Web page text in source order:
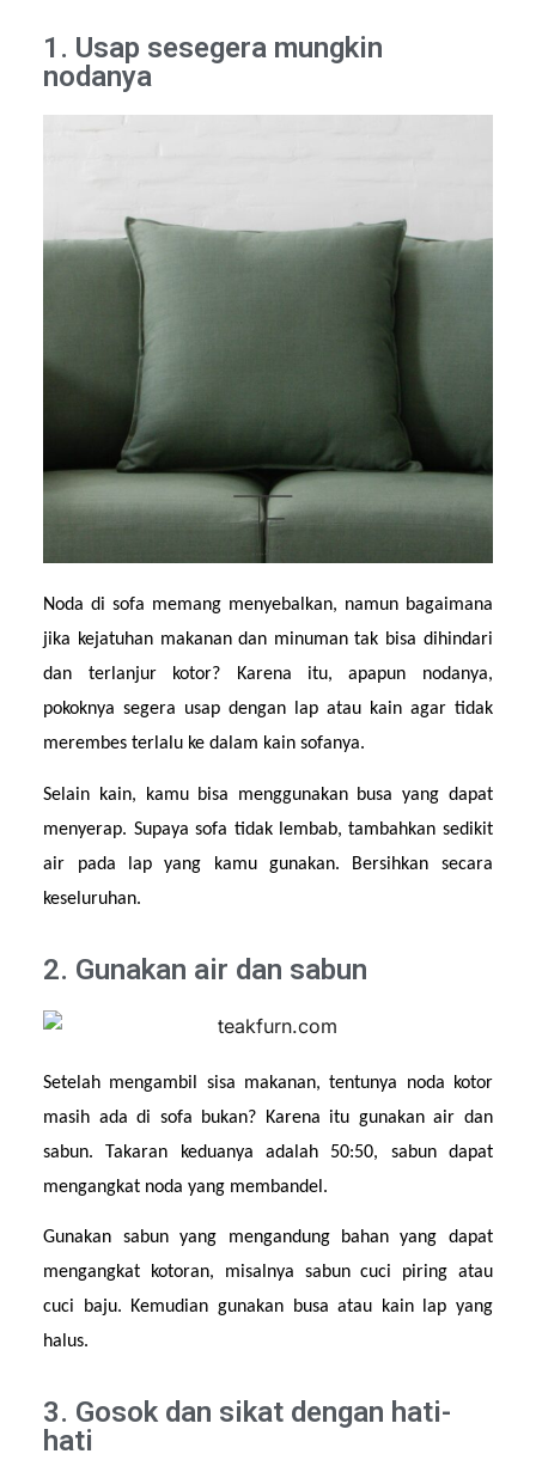
1. Usap sesegera mungkin
nodanya
Noda di sofa memang menyebalkan, namun bagaimana
jika kejatuhan makanan dan minuman tak bisa dihindari
dan terlanjur kotor? Karena itu, apapun nodanya,
pokoknya segera usap dengan lap atau kain agar tidak
merembes terlalu ke dalam kain sofanya.
Selain kain, kamu bisa menggunakan busa yang dapat
menyerap. Supaya sofa tidak lembab, tambahkan sedikit
air pada lap yang kamu gunakan. Bersihkan secara
keseluruhan.
2. Gunakan air dan sabun
Setelah mengambil sisa makanan, tentunya noda kotor
masih ada di sofa bukan? Karena itu gunakan air dan
sabun. Takaran keduanya adalah 50:50, sabun dapat
mengangkat noda yang membandel.
Gunakan sabun yang mengandung bahan yang dapat
mengangkat kotoran, misalnya sabun cuci piring atau
cuci baju. Kemudian gunakan busa atau kain lap yang
halus.
3. Gosok dan sikat dengan hati-
hati